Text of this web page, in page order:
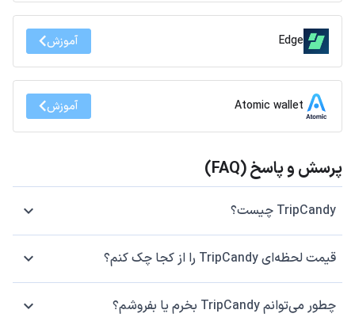
Edge آموزش
Atomic wallet آموزش
پرسش و پاسخ (FAQ)
TripCandy چیست؟
قیمت لحظه‌ای TripCandy را از کجا چک کنم؟
چطور می‌توانم TripCandy بخرم یا بفروشم؟